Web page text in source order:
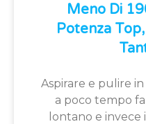
Meno Di
Potenza
Aspirare e pulire
a poco tempo
lontano e